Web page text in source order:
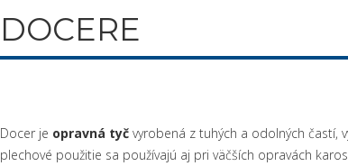
DOCERE
Docer je opravná tyč vyrobená z tuhých a odolných častí,
plechové použitie sa používajú aj pri väčších opravách